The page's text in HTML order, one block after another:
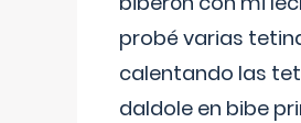
probé varias
calentando las
daldole en bibe